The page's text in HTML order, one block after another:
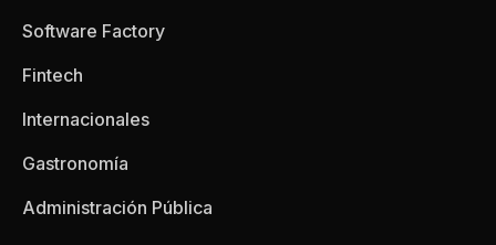
Software Factory
Fintech
Internacionales
Gastronomía
Administración Pública